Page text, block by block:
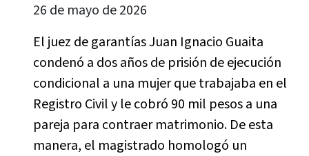
26 de mayo de 2026
El juez de garantías Juan Ignacio Guaita
condenó a dos años de prisión de ejecución
condicional a una mujer que trabajaba en el
Registro Civil y le cobró 90 mil pesos a una
pareja para contraer matrimonio. De esta
manera, el magistrado homologó un